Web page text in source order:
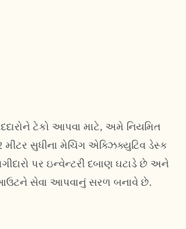
ટેકો આપવા માટે, અમે નિયમિત
મીટર સુધીના મેચિંગ એક્ઝિક્યુટિવ ડેસ્ક
પર ઇન્વેન્ટરી દબાણ ઘટાડે છે અને
સેવા આપવાનું સરળ બનાવે છે.